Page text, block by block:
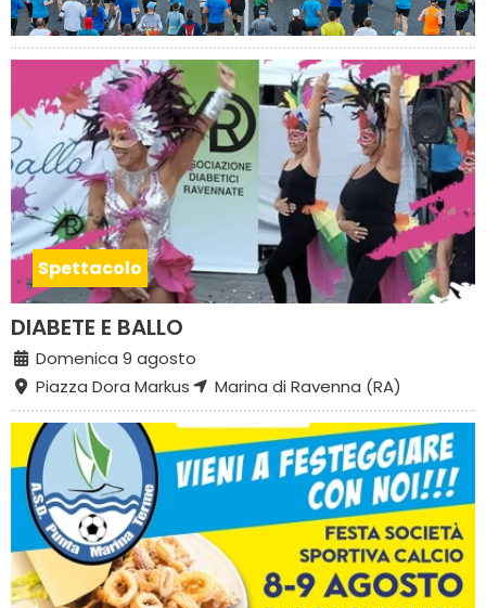
Spettacolo
DIABETE E BALLO
Domenica 9 agosto
Piazza Dora Markus
Marina di Ravenna (RA)